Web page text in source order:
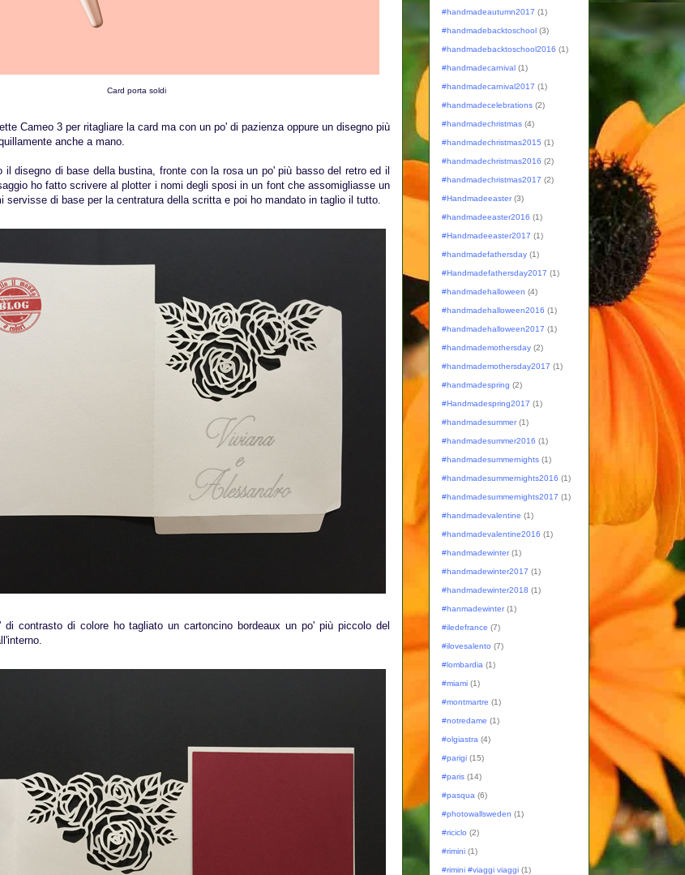
Card porta soldi
Cameo 3 per ritagliare la card ma con un po' di pazienza oppure un disegno più
anche a mano.
il disegno di base della bustina, fronte con la rosa un po' più basso del retro ed il
ho fatto scrivere al plotter i nomi degli sposi in un font che assomigliasse un
servisse di base per la centratura della scritta e poi ho mandato in taglio il tutto.
di contrasto di colore ho tagliato un cartoncino bordeaux un po' più piccolo del
#handmadeautumn2017 (1)
#handmadebacktoschool (3)
#handmadebacktoschool2016 (1)
#handmadecarnival (1)
#handmadecarnival2017 (1)
#handmadecelebrations (2)
#handmadechristmas (4)
#handmadechristmas2015 (1)
#handmadechristmas2016 (2)
#handmadechristmas2017 (2)
#Handmadeeaster (3)
#handmadeeaster2016 (1)
#Handmadeeaster2017 (1)
#handmadefathersday (1)
#Handmadefathersday2017 (1)
#handmadehalloween (4)
#handmadehalloween2016 (1)
#handmadehalloween2017 (1)
#handmademothersday (2)
#handmademothersday2017 (1)
#handmadespring (2)
#Handmadespring2017 (1)
#handmadesummer (1)
#handmadesummer2016 (1)
#handmadesummernights (1)
#handmadesummernights2016 (1)
#handmadesummernights2017 (1)
#handmadevalentine (1)
#handmadevalentine2016 (1)
#handmadewinter (1)
#handmadewinter2017 (1)
#handmadewinter2018 (1)
#hanmadewinter (1)
#iledefrance (7)
#ilovesalento (7)
#lombardia (1)
#miami (1)
#montmartre (1)
#notredame (1)
#olgiastra (4)
#parigi (15)
#paris (14)
#pasqua (6)
#photowallsweden (1)
#riciclo (2)
#rimini (1)
#rimini #viaggi viaggi (1)